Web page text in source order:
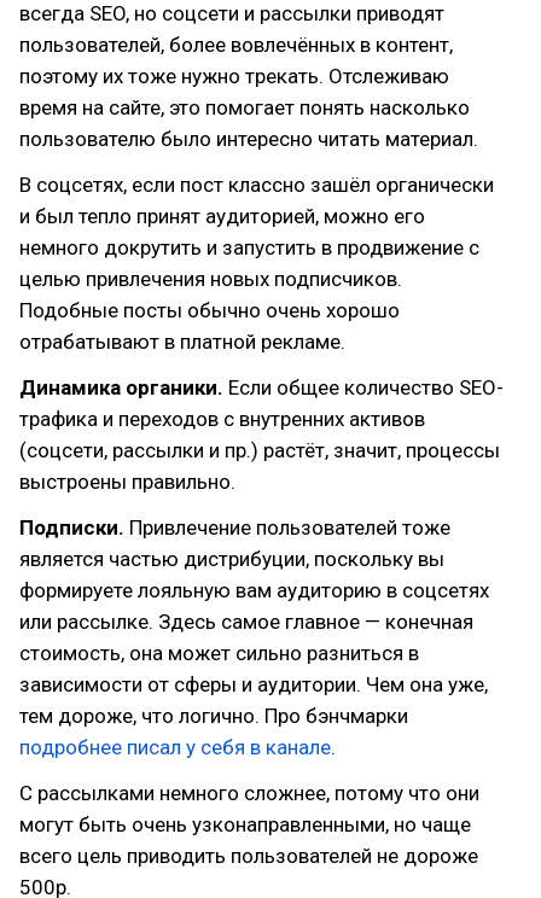
всегда SEO, но соцсети и рассылки приводят
пользователей, более вовлечённых в контент,
поэтому их тоже нужно трекать. Отслеживаю
время на сайте, это помогает понять насколько
пользователю было интересно читать материал.
В соцсетях, если пост классно зашёл органически
и был тепло принят аудиторией, можно его
немного докрутить и запустить в продвижение с
целью привлечения новых подписчиков.
Подобные посты обычно очень хорошо
отрабатывают в платной рекламе.
Динамика органики. Если общее количество SEO-
трафика и переходов с внутренних активов
(соцсети, рассылки и пр.) растёт, значит, процессы
выстроены правильно.
Подписки. Привлечение пользователей тоже
является частью дистрибуции, поскольку вы
формируете лояльную вам аудиторию в соцсетях
или рассылке. Здесь самое главное — конечная
стоимость, она может сильно разниться в
зависимости от сферы и аудитории. Чем она уже,
тем дороже, что логично. Про бэнчмарки
подробнее писал у себя в канале.
С рассылками немного сложнее, потому что они
могут быть очень узконаправленными, но чаще
всего цель приводить пользователей не дороже
500р.